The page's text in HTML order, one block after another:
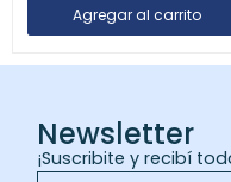
Newsletter
¡Suscribite y recibí